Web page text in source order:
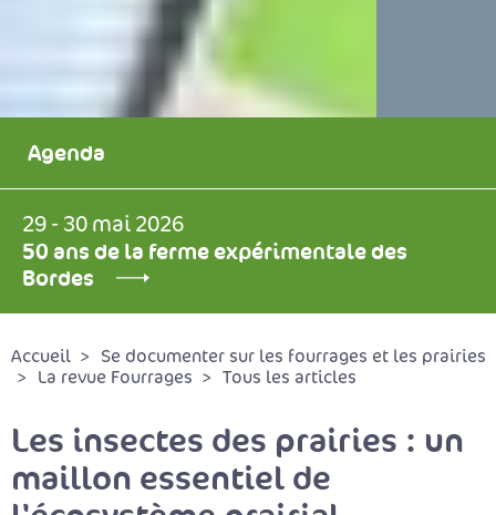
Agenda
29 - 30 mai 2026
50 ans de la ferme expérimentale des
Bordes
Accueil
Se documenter sur les fourrages et les prairies
La revue Fourrages
Tous les articles
Les insectes des prairies : un
maillon essentiel de